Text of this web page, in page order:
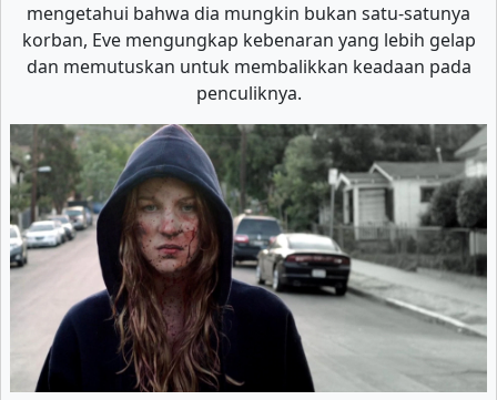
mengetahui bahwa dia mungkin bukan satu-satunya
korban, Eve mengungkap kebenaran yang lebih gelap
dan memutuskan untuk membalikkan keadaan pada
penculiknya.